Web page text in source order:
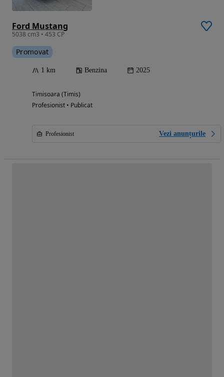
Ford Mustang
5038 cm3 • 453 CP
Promovat
1 km Benzina 2025
Timisoara (Timis)
Profesionist • Publicat
Profesionist Vezi anunțurile